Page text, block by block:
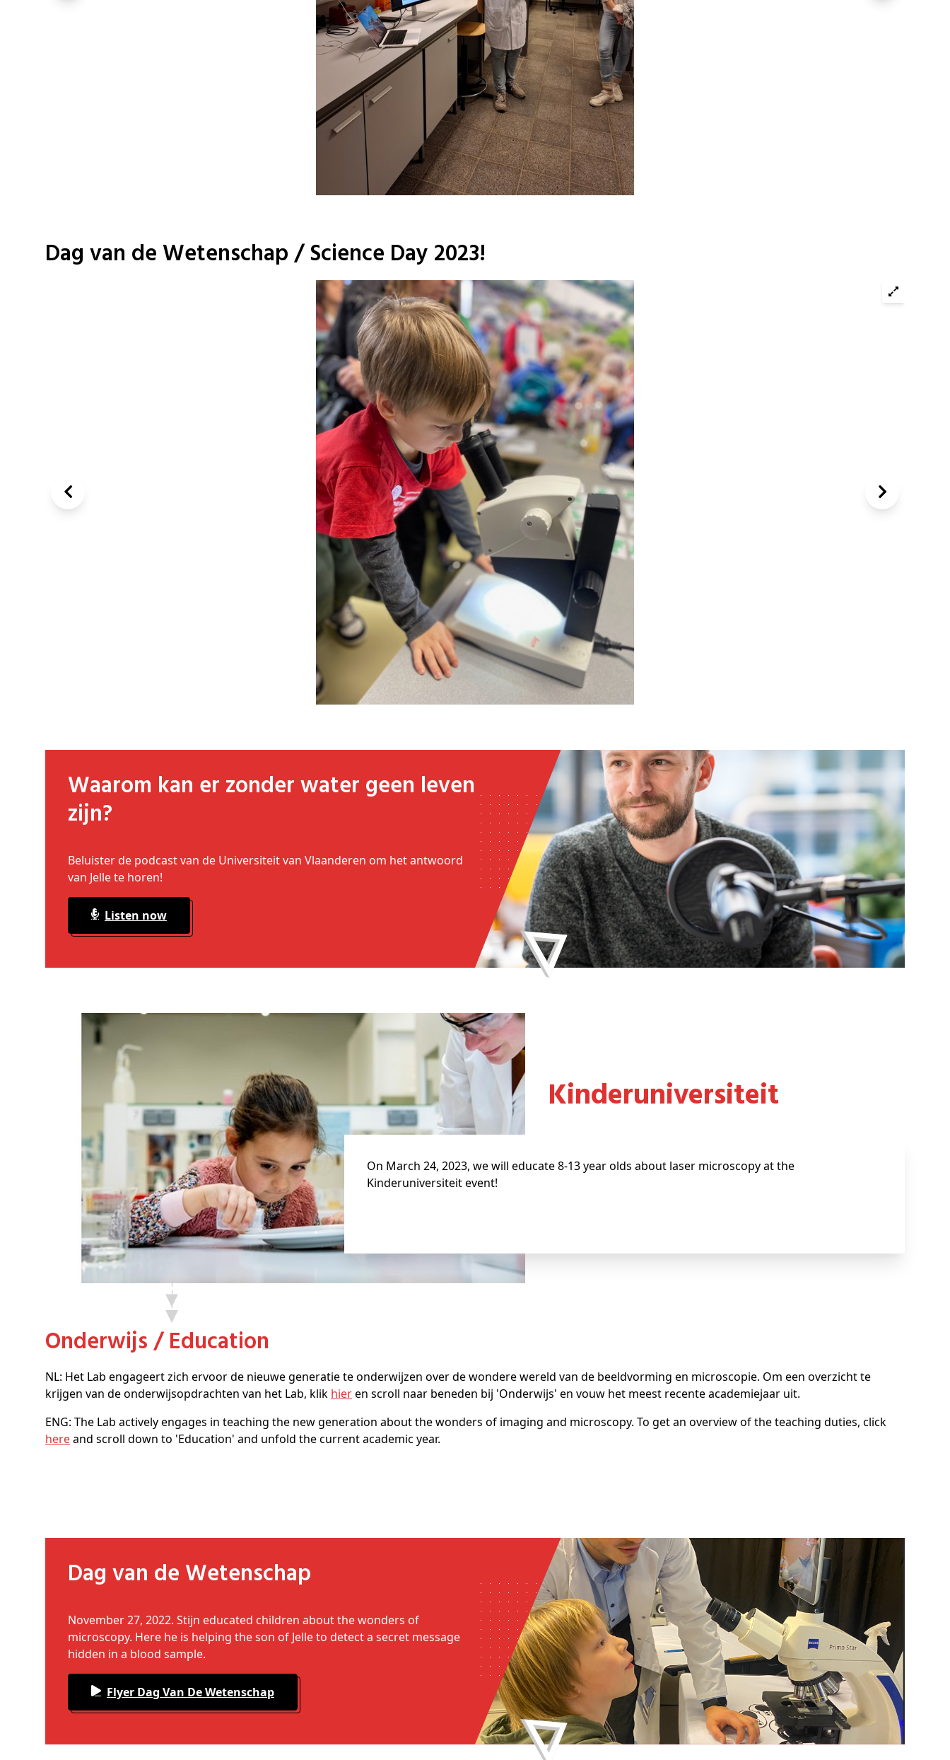
Dag van de Wetenschap / Science Day 2023!
Waarom kan er zonder water geen leven
zijn?
Beluister de podcast van de Universiteit van Vlaanderen om het antwoord
van Jelle te horen!
Listen now
Kinderuniversiteit
On March 24, 2023, we will educate 8-13 year olds about laser microscopy at the
Kinderuniversiteit event!
Onderwijs / Education
NL: Het Lab engageert zich ervoor de nieuwe generatie te onderwijzen over de wondere wereld van de beeldvorming en microscopie. Om een overzicht te
krijgen van de onderwijsopdrachten van het Lab, klik hieren scroll naar beneden bij 'Onderwijs' en vouw het meest recente academiejaar uit.
ENG: The Lab actively engages in teaching the new generation about the wonders of imaging and microscopy. To get an overview of the teaching duties, click
hereand scroll down to 'Education' and unfold the current academic year.
Dag van de Wetenschap
November 27, 2022. Stijn educated children about the wonders of
microscopy. Here he is helping the son of Jelle to detect a secret message
hidden in a blood sample.
Flyer Dag Van De Wetenschap